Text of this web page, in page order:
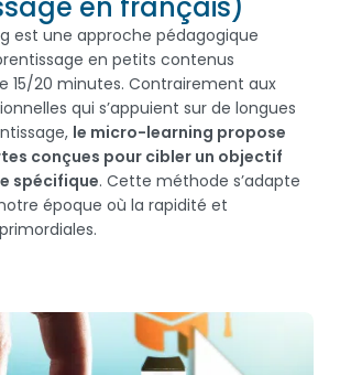
est une approche pédagogique
en petits contenus
15/20 minutes. Contrairement aux
qui s’appuient sur de longues
le micro-learning propose
conçues pour cibler un objectif
spécifique. Cette méthode s’adapte
époque où la rapidité et